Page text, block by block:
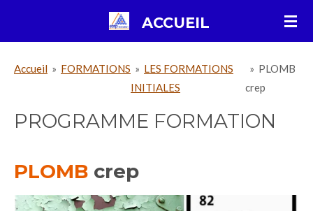
principal
ACCUEIL
Accueil » FORMATIONS » LES FORMATIONS
INITIALES
» PLOMB
crep
PROGRAMME FORMATION
PLOMB crep